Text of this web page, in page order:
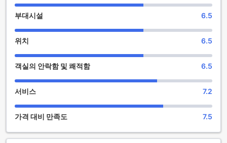
설을 제공하여 편안한 휴식과 즐거운 시간을 선사합니다. 호텔
내에는 현대적인 피트니스 센터가 마련되어 있어, 여행 중에도
지 공간에서는 친구 또는 동료와 함께 여유로운 시간 보내기에
완벽하며, 다양한 엔터테인먼트 프로그램과 이벤트도 정기적으
로 개최되어 방문객들의 기대를 모읍니다.
램블러 오아시스 호텔은 투숙객들의 건강과 활력을 위해 최첨
단 피트니스 센터를 무료로 제공하여 언제든지 편리하게 운동
하실 수 있습니다. 최신 운동 기구와 넓은 공간이 마련되어 있
니다. 또한, 야외 수영장은 맑은 공기와 함께 여유로운 휴식을
부대시설 6.5
위치 6.5
객실의 안락함 및 쾌적함 6.5
서비스 7.2
가격 대비 만족도 7.5